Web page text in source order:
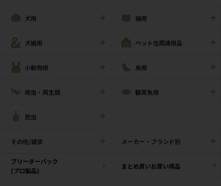
犬用 猫用
犬猫用 ペット住関連用品
小動物用 鳥用
爬虫・両生類 観賞魚用
昆虫
その他/雑貨 メーカー・ブランド別
ブリーダーパック
(プロ製品)
まとめ買いお買い得品